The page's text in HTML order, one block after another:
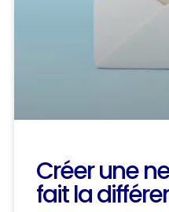
Créer une
fait la